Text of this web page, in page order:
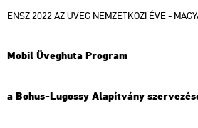
ENSZ 2022 AZ ÜVEG NEM­ZET­KÖ­ZI ÉVE -
Mobil Üveg­hu­ta Prog­ram
a Bohus-Lu­gossy Ala­pít­vány